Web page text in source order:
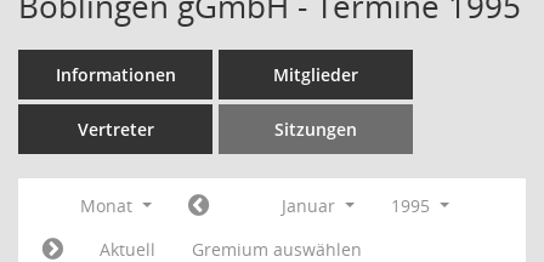
Informationen Mitglieder
Vertreter Sitzungen
Monat Januar
1995
Aktuell
Gremium auswählen